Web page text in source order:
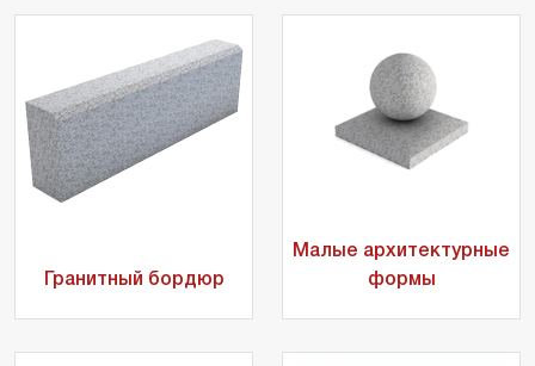
Гранитный бордюр
Малые архитектурные
формы